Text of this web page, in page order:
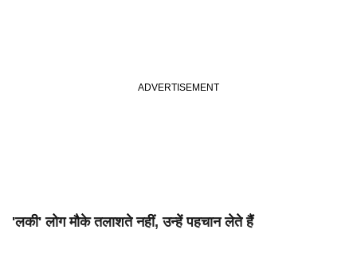
'लकी' लोग मौके तलाशते नहीं, उन्हें पहचान लेते हैं